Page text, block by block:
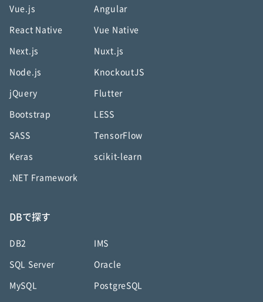
Vue.js Angular
React Native Vue Native
Next.js Nuxt.js
Node.js KnockoutJS
jQuery Flutter
Bootstrap LESS
SASS TensorFlow
Keras scikit-learn
.NET Framework
DBで探す
DB2 IMS
SQL Server Oracle
MySQL PostgreSQL